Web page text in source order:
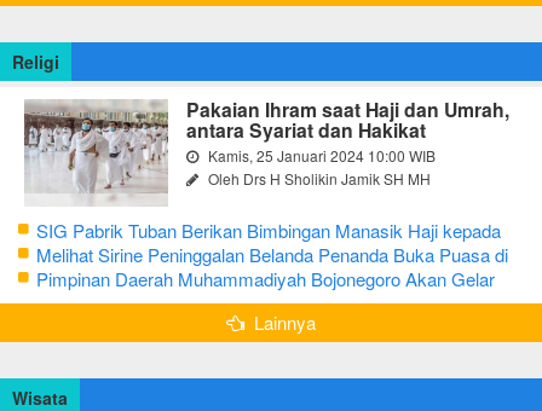
Religi
Pakaian Ihram saat Haji dan Umrah,
antara Syariat dan Hakikat
Kamis, 25 Januari 2024 10:00 WIB
Oleh Drs H Sholikin Jamik SH MH
SIG Pabrik Tuban Berikan Bimbingan Manasik Haji kepada
CJH Kabupaten Tuban
Melihat Sirine Peninggalan Belanda Penanda Buka Puasa di
Pendopo Bupati Blora
Pimpinan Daerah Muhammadiyah Bojonegoro Akan Gelar
Salat Iduladha 9 Juli 2022
Lainnya
Wisata